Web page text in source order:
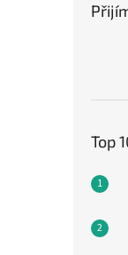
Top